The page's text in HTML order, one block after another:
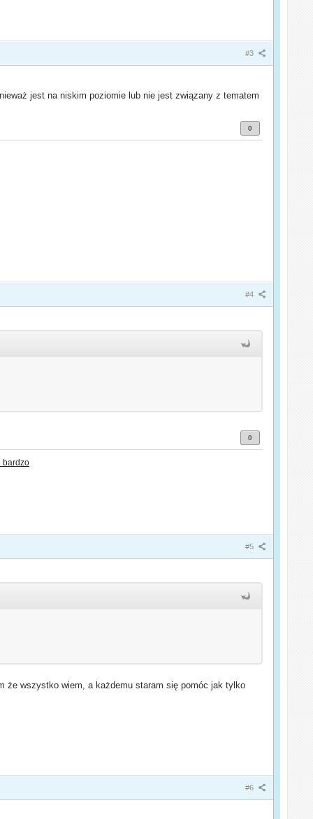
#3
jest na niskim poziomie lub nie jest związany z tematem
0
#4
0
bardzo
#5
że wszystko wiem, a każdemu staram się pomóc jak tylko
#6